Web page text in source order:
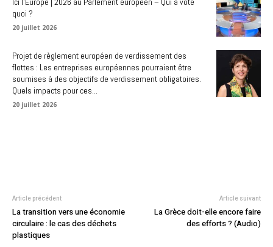
quoi ?
20 juillet 2026
Projet de règlement européen de verdissement des
flottes : Les entreprises européennes pourraient être
soumises à des objectifs de verdissement obligatoires.
Quels impacts pour ces...
20 juillet 2026
Article précédent
La transition vers une économie
circulaire : le cas des déchets
plastiques
Article suivant
La Grèce doit-elle encore faire
des efforts ? (Audio)